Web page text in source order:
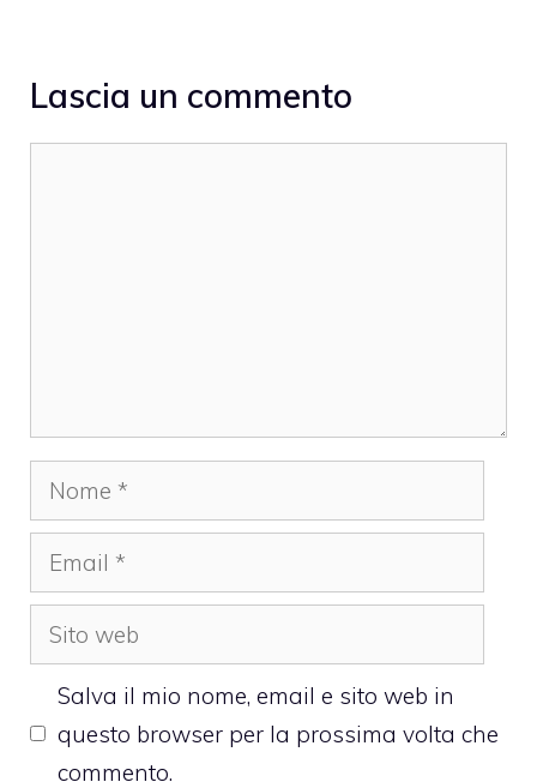
Lascia un commento
Nome
Email
Sito
web
Salva il mio nome, email e sito web in
questo browser per la prossima volta che
commento.